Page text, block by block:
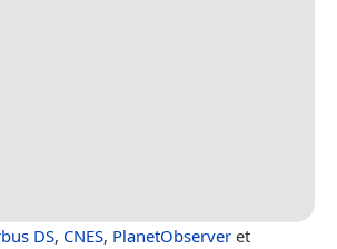
DS, CNES, PlanetObserver et